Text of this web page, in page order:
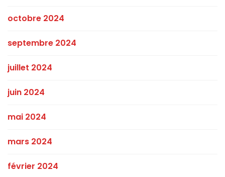
octobre 2024
septembre 2024
juillet 2024
juin 2024
mai 2024
mars 2024
février 2024